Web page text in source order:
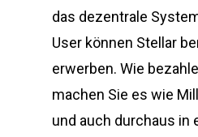
das dezentrale
User können Stellar
erwerben. Wie
machen Sie es wie
und auch durchaus in